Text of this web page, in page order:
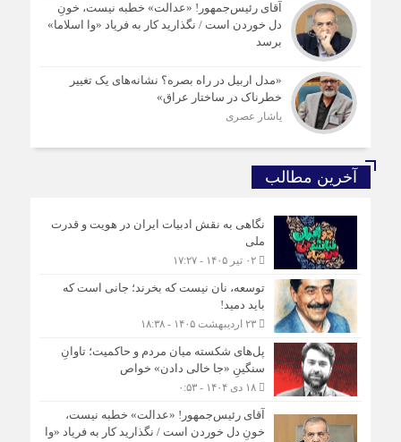
آقای رئیس‌جمهور! «عدالت» خطبه نیست، خونِ
دل خوردن است / نگذارید کار به فریاد «وا اسلاما»
برسد
«مدل اربیل در راه بصره؟ نشانه‌های یک تغییر
خطرناک در ساختار عراق»
یاشار عصری
آخرین مطالب
نگاهی به نقش ادبیات ایران در هویت و قدرت
ملی
۰۲ تیر ۱۴۰۵ - ۱۷:۲۷
توسعه، نان نیست که بخرند؛ جانی است که
باید دمید!
۲۳ اردیبهشت ۱۴۰۵ - ۱۸:۳۸
پل‌های شکسته میان مردم و حاکمیت؛ تاوانِ
سنگینِ «جا خالی دادن» خواص
۱۸ دی ۱۴۰۴ - ۰:۵۳
آقای رئیس‌جمهور! «عدالت» خطبه نیست،
خونِ دل خوردن است / نگذارید کار به فریاد «وا